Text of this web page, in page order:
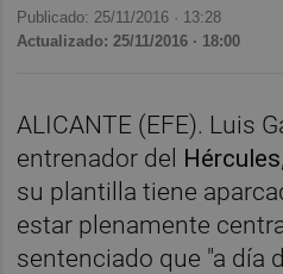
Publicado: 25/11/2016 · 13:28
Actualizado: 25/11/2016 · 18:00
ALICANTE (EFE). Luis
entrenador del Hércules
su plantilla tiene
estar plenamente
sentenciado que "a día